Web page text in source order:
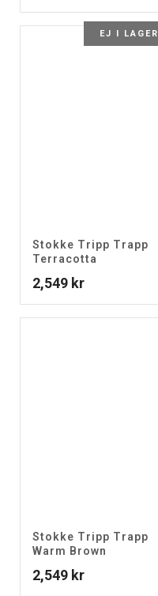
EJ I LAGER
Stokke Tripp Trapp
Terracotta
2,549 kr
Stokke Tripp Trapp
Warm Brown
2,549 kr